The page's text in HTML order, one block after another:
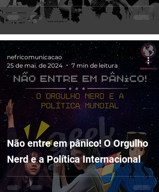
Não entre em pânico! O Orgulho
Nerd e a Política Internacional
nefricomunicacao
25 de mai. de 2024
7 min de leitura